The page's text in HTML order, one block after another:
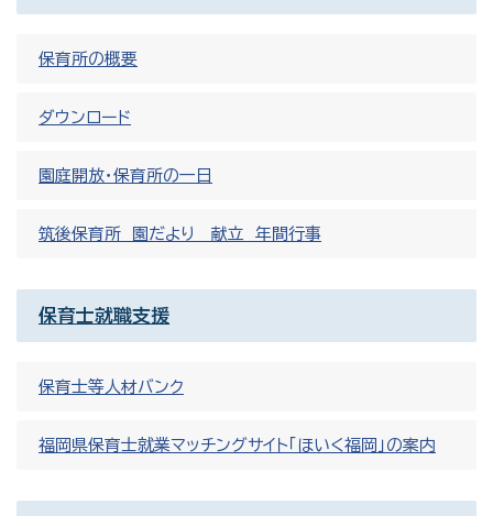
保育所の概要
ダウンロード
園庭開放・保育所の一日
筑後保育所 園だより 献立 年間行事
保育士就職支援
保育士等人材バンク
福岡県保育士就業マッチングサイト「ほいく福岡」の案内